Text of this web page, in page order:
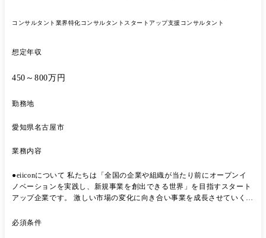
コンサルタント 業界特化コンサルタント スタートアップ支援コンサルタント
想定年収
450～800万円
勤務地
愛知県名古屋市
業務内容
●eiiconについて 私たちは「全国の企業や組織が当たり前にオープンイ
ノベーションを実践し、新規事業を創出できる世界」を目指すスタート
アップ企業です。 激しい市場の変化に向き合い事業を成長させていくた
新たな価値を生み続ける必要があります。 ”自社のみ”で生み出す
必須条件